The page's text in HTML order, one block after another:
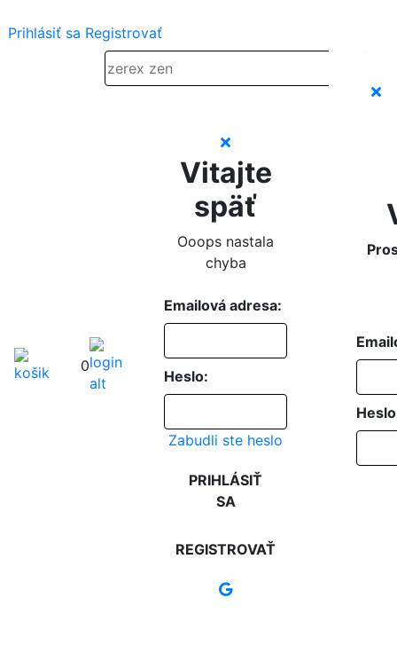
Prihlásiť sa Registrovať
0
Vitajte
späť
Ooops nastala
chyba
Emailová adresa:
Heslo:
Zabudli ste heslo
PRIHLÁSIŤ
SA
REGISTROVAŤ